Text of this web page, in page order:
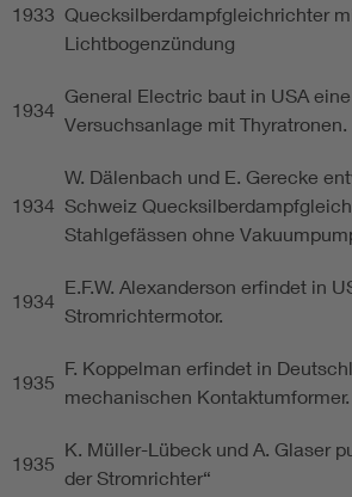
1933 Quecksilberdampfgleichrichter
Lichtbogenzündung
1934
General Electric baut in USA
Versuchsanlage mit Thyratronen.
1934
W. Dälenbach und E. Gerecke
Schweiz
Stahlgefässen ohne
1934
E.F.W. Alexanderson erfindet in
Stromrichtermotor.
1935
F. Koppelman erfindet in
mechanischen Kontaktumformer.
1935
K. Müller-Lübeck und A. Glaser
der Stromrichter“